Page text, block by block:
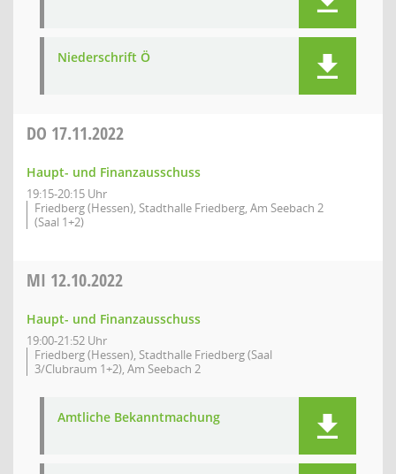
Niederschrift Ö
DO 17.11.2022
Haupt- und Finanzausschuss
19:15-20:15 Uhr
Friedberg (Hessen), Stadthalle Friedberg, Am Seebach 2
(Saal 1+2)
MI 12.10.2022
Haupt- und Finanzausschuss
19:00-21:52 Uhr
Friedberg (Hessen), Stadthalle Friedberg (Saal
3/Clubraum 1+2), Am Seebach 2
Amtliche Bekanntmachung